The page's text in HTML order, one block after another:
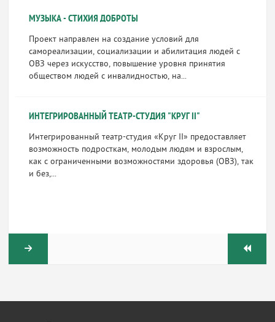
МУЗЫКА - СТИХИЯ ДОБРОТЫ
Проект направлен на создание условий для
самореализации, социализации и абилитация людей с
ОВЗ через искусство, повышение уровня принятия
обществом людей с инвалидностью, на...
ИНТЕГРИРОВАННЫЙ ТЕАТР-СТУДИЯ "КРУГ II"
Интегрированный театр-студия «Круг II» предоставляет
возможность подросткам, молодым людям и взрослым,
как с ограниченными возможностями здоровья (ОВЗ), так
и без,...